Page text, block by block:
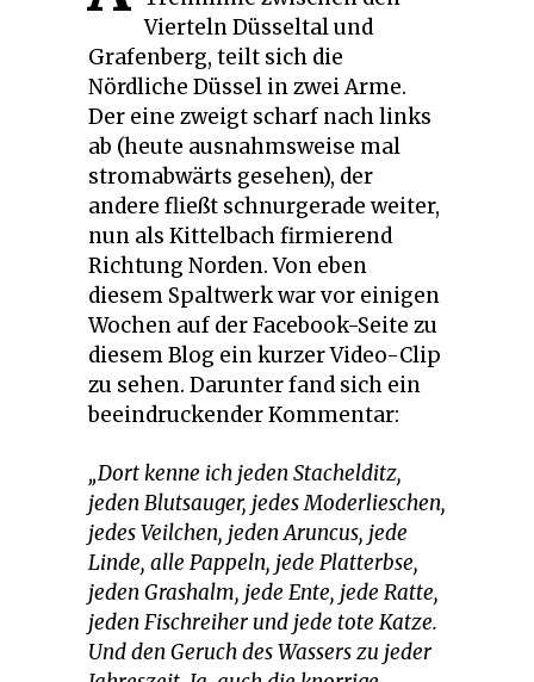
Vierteln Düsseltal und
Grafenberg, teilt sich die
Nördliche Düssel in zwei Arme.
Der eine zweigt scharf nach links
ab (heute ausnahmsweise mal
stromabwärts gesehen), der
andere fließt schnurgerade weiter,
nun als Kittelbach firmierend
Richtung Norden. Von eben
diesem Spaltwerk war vor einigen
Wochen auf der Facebook-Seite zu
diesem Blog ein kurzer Video-Clip
zu sehen. Darunter fand sich ein
beeindruckender Kommentar:
„Dort kenne ich jeden Stachelditz,
jeden Blutsauger, jedes Moderlieschen,
jedes Veilchen, jeden Aruncus, jede
Linde, alle Pappeln, jede Platterbse,
jeden Grashalm, jede Ente, jede Ratte,
jeden Fischreiher und jede tote Katze.
Und den Geruch des Wassers zu jeder